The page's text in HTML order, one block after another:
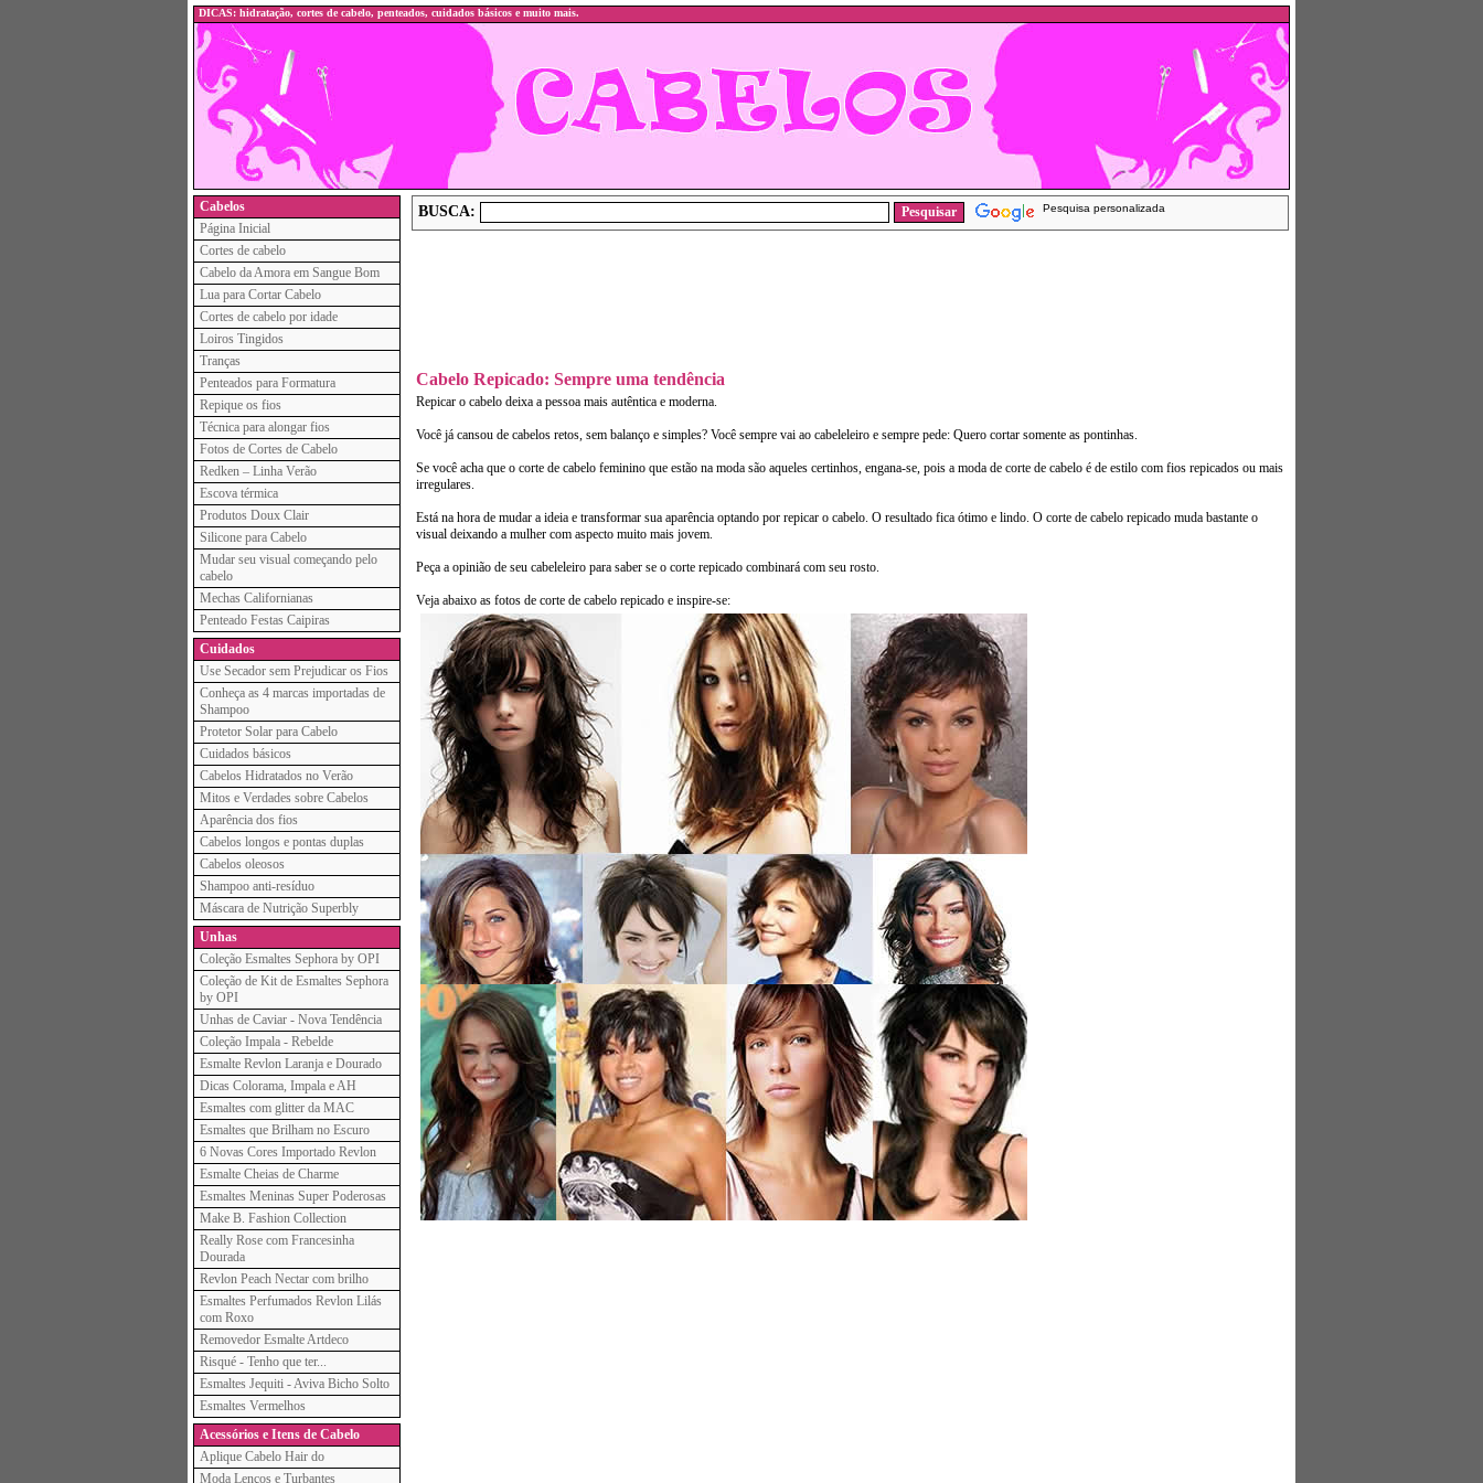
DICAS: hidratação, cortes de cabelo, penteados, cuidados básicos e muito mais.
Cabelos
Página Inicial
Cortes de cabelo
Cabelo da Amora em Sangue Bom
Lua para Cortar Cabelo
Cortes de cabelo por idade
Loiros Tingidos
Tranças
Penteados para Formatura
Repique os fios
Técnica para alongar fios
Fotos de Cortes de Cabelo
Redken – Linha Verão
Escova térmica
Produtos Doux Clair
Silicone para Cabelo
Mudar seu visual começando pelo
cabelo
Mechas Californianas
Penteado Festas Caipiras
Cuidados
Use Secador sem Prejudicar os Fios
Conheça as 4 marcas importadas de
Shampoo
Protetor Solar para Cabelo
Cuidados básicos
Cabelos Hidratados no Verão
Mitos e Verdades sobre Cabelos
Aparência dos fios
Cabelos longos e pontas duplas
Cabelos oleosos
Shampoo anti-resíduo
Máscara de Nutrição Superbly
Unhas
Coleção Esmaltes Sephora by OPI
Coleção de Kit de Esmaltes Sephora
by OPI
Unhas de Caviar - Nova Tendência
Coleção Impala - Rebelde
Esmalte Revlon Laranja e Dourado
Dicas Colorama, Impala e AH
Esmaltes com glitter da MAC
Esmaltes que Brilham no Escuro
6 Novas Cores Importado Revlon
Esmalte Cheias de Charme
Esmaltes Meninas Super Poderosas
Make B. Fashion Collection
Really Rose com Francesinha
Dourada
Revlon Peach Nectar com brilho
Esmaltes Perfumados Revlon Lilás
com Roxo
Removedor Esmalte Artdeco
Risqué - Tenho que ter...
Esmaltes Jequiti - Aviva Bicho Solto
Esmaltes Vermelhos
Acessórios e Itens de Cabelo
Aplique Cabelo Hair do
Moda Lenços e Turbantes
BUSCA: Pesquisa personalizada
Cabelo Repicado: Sempre uma tendência
Repicar o cabelo deixa a pessoa mais autêntica e moderna.
Você já cansou de cabelos retos, sem balanço e simples? Você sempre vai ao cabeleleiro e sempre pede: Quero cortar somente as pontinhas.
Se você acha que o corte de cabelo feminino que estão na moda são aqueles certinhos, engana-se, pois a moda de corte de cabelo é de estilo com fios repicados ou mais
irregulares.
Está na hora de mudar a ideia e transformar sua aparência optando por repicar o cabelo. O resultado fica ótimo e lindo. O corte de cabelo repicado muda bastante o
visual deixando a mulher com aspecto muito mais jovem.
Peça a opinião de seu cabeleleiro para saber se o corte repicado combinará com seu rosto.
Veja abaixo as fotos de corte de cabelo repicado e inspire-se: